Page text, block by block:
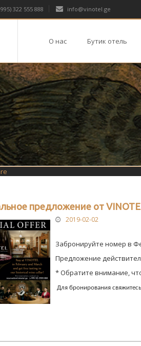
322 555 888 info@vinotel.ge
О нас Бутик отель
предложение от
2019-02-02
Забронируйте номер в
Предложение
* Обратите внимание,
Для бронирования